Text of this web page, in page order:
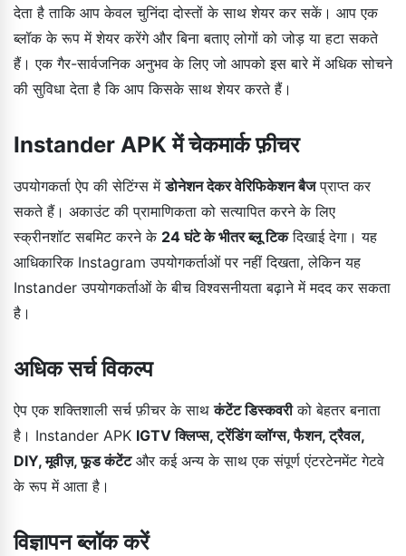
देता है ताकि आप केवल चुनिंदा दोस्तों के साथ शेयर कर सकें। आप एक
ब्लॉक के रूप में शेयर करेंगे और बिना बताए लोगों को जोड़ या हटा सकते
हैं। एक गैर-सार्वजनिक अनुभव के लिए जो आपको इस बारे में अधिक सोचने
की सुविधा देता है कि आप किसके साथ शेयर करते हैं।
Instander APK में चेकमार्क फ़ीचर
उपयोगकर्ता ऐप की सेटिंग्स मेंडोनेशन देकर वेरिफिकेशन बैजप्राप्त कर
सकते हैं। अकाउंट की प्रामाणिकता को सत्यापित करने के लिए
स्क्रीनशॉट सबमिट करने के 24 घंटे के भीतर ब्लू टिकदिखाई देगा। यह
आधिकारिक Instagram उपयोगकर्ताओं पर नहीं दिखता, लेकिन यह
Instander उपयोगकर्ताओं के बीच विश्वसनीयता बढ़ाने में मदद कर सकता
है।
अधिक सर्च विकल्प
ऐप एक शक्तिशाली सर्च फ़ीचर के साथकंटेंट डिस्कवरीको बेहतर बनाता
है। Instander APK IGTV क्लिप्स, ट्रेंडिंग व्लॉग्स, फैशन, ट्रैवल,
DIY, मूवीज़, फूड कंटेंटऔर कई अन्य के साथ एक संपूर्ण एंटरटेनमेंट गेटवे
के रूप में आता है।
विज्ञापन ब्लॉक करें